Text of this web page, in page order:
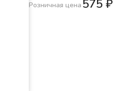
Розничная цена 575 ₽